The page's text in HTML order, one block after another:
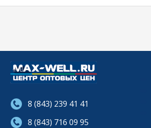
8 (843) 239 41 41
8 (843) 716 09 95